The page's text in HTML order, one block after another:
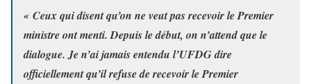
« Ceux qui disent qu’on ne veut pas recevoir le Premier
ministre ont menti. Depuis le début, on n’attend que le
dialogue. Je n’ai jamais entendu l’UFDG dire
officiellement qu’il refuse de recevoir le Premier